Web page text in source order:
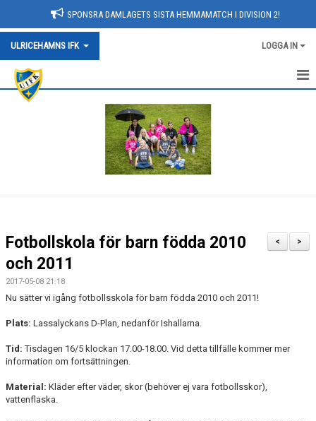
SPONSRA DAMLAGETS SISTA HEMMAMATCH I DIVISION 2!
ULRICEHAMNS IFK LOGGA IN
HEM
SPONSORER
ARRANGEMANG
UTBILDNING
DOKUMENT
>
<
Fotbollskola för barn födda 2010
och 2011
2017-05-08 21:18
Nu sätter vi igång fotbollsskola för barn födda 2010 och 2011!
Plats: Lassalyckans D-Plan, nedanför Ishallarna.
Tid: Tisdagen 16/5 klockan 17.00-18.00. Vid detta tillfälle kommer mer
information om fortsättningen.
Material: Kläder efter väder, skor (behöver ej vara fotbollsskor),
vattenflaska.